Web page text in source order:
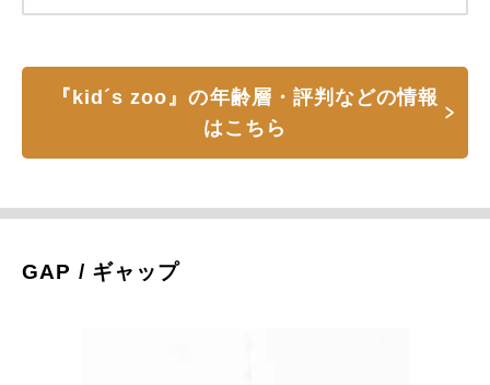
『kid´s zoo』の年齢層・評判などの情報
はこちら
GAP / ギャップ